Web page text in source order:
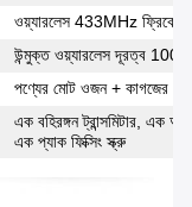
ওয়্যারলেস 433MHz
উন্মুক্ত ওয়্যারলেস দূরত্ব 100
পণ্যের মোট ওজন + কাগজের
এক বহিরঙ্গন ট্রান্সমিটার, এক
এক প্যাক ফিক্সিং স্ক্রু